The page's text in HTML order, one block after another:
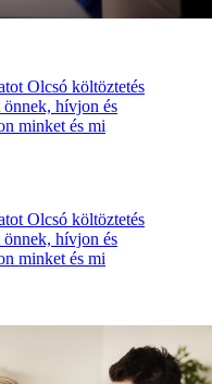
Olcsó költöztetés
önnek, hívjon és
minket és mi
Olcsó költöztetés
önnek, hívjon és
minket és mi